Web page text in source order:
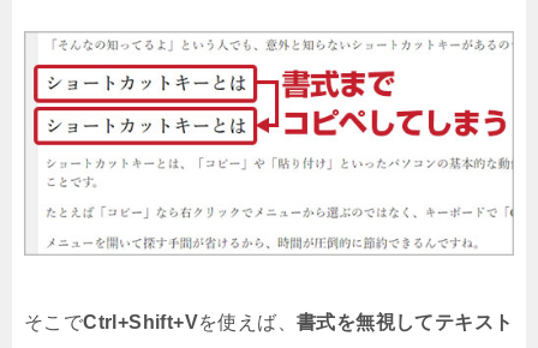
そこでCtrl+Shift+Vを使えば、書式を無視してテキスト